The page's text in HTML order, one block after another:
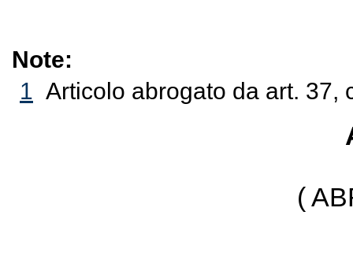
Note:
1 Articolo abrogato da art. 37,
(